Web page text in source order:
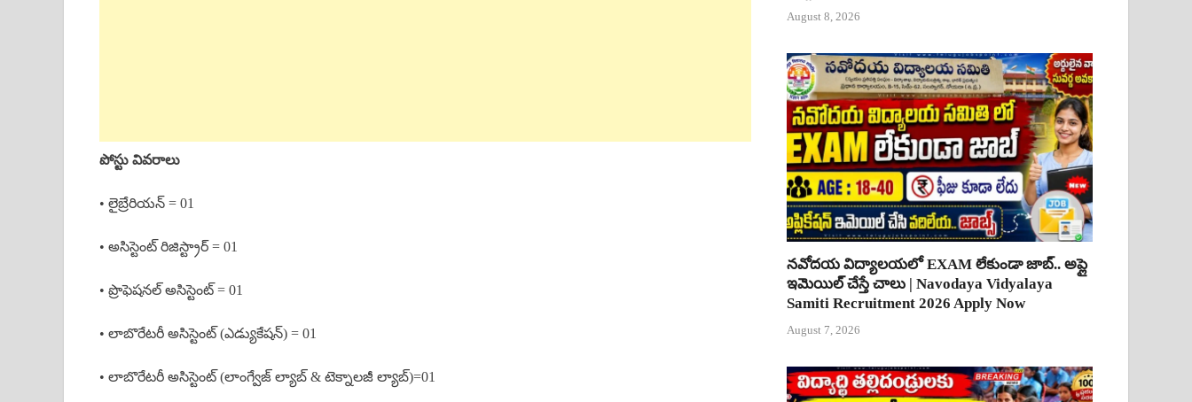
పోస్టు వివరాలు
• లైబ్రేరియన్ = 01
• అసిస్టెంట్ రిజిస్ట్రార్ = 01
• ప్రొఫెషనల్ అసిస్టెంట్ = 01
• లాబొరేటరీ అసిస్టెంట్ (ఎడ్యుకేషన్) = 01
• లాబొరేటరీ అసిస్టెంట్ (లాంగ్వేజ్ ల్యాబ్ & టెక్నాలజీ ల్యాబ్)=01
August 8, 2026
నవోదయ విద్యాలయలో EXAM లేకుండా జాబ్.. అప్లై
ఇమెయిల్ చేస్తే చాలు | Navodaya Vidyalaya
Samiti Recruitment 2026 Apply Now
August 7, 2026